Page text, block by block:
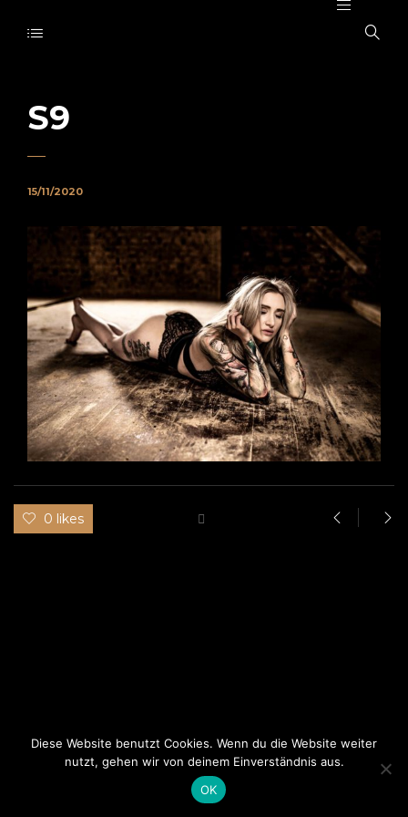
S9
15/11/2020
0 likes
© Promo-themes, 2019. All Rights Reserved.
This website uses cookies to improve your experience.
Diese Website benutzt Cookies. Wenn du die Website weiter
nutzt, gehen wir von deinem Einverständnis aus.
OK